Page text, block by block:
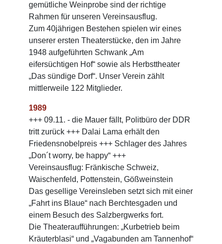
gemütliche Weinprobe sind der richtige
Rahmen für unseren Vereinsausflug.
Zum 40jährigen Bestehen spielen wir eines
unserer ersten Theaterstücke, den im Jahre
1948 aufgeführten Schwank „Am
eifersüchtigen Hof“ sowie als Herbsttheater
„Das sündige Dorf“. Unser Verein zählt
mittlerweile 122 Mitglieder.
1989
+++ 09.11. - die Mauer fällt, Politbüro der DDR
tritt zurück +++ Dalai Lama erhält den
Friedensnobelpreis +++ Schlager des Jahres
„Don´t worry, be happy“ +++
Vereinsausflug: Fränkische Schweiz,
Waischenfeld, Pottenstein, Gößweinstein
Das gesellige Vereinsleben setzt sich mit einer
„Fahrt ins Blaue“ nach Berchtesgaden und
einem Besuch des Salzbergwerks fort.
Die Theateraufführungen: „Kurbetrieb beim
Kräuterblasi“ und „Vagabunden am Tannenhof“